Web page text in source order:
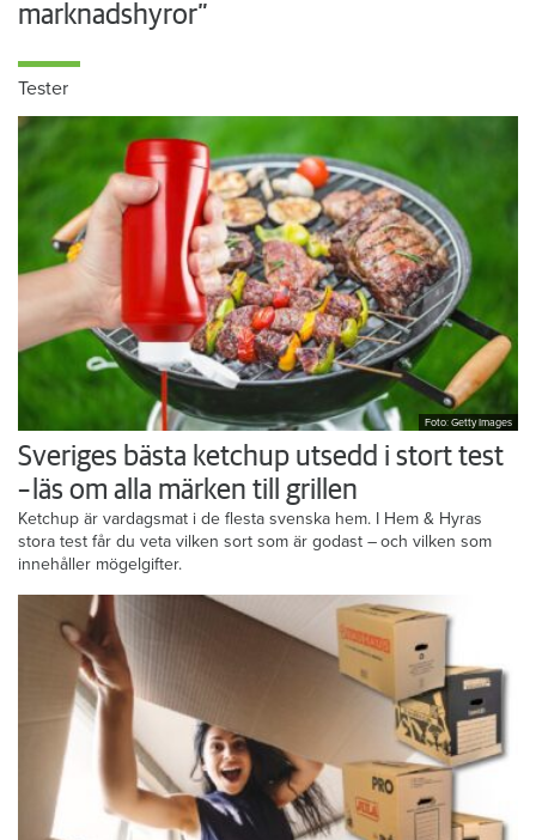
marknadshyror”
Tester
Foto: Getty Images
Sveriges bästa ketchup utsedd i stort test
– läs om alla märken till grillen
Ketchup är vardagsmat i de flesta svenska hem. I Hem & Hyras
stora test får du veta vilken sort som är godast – och vilken som
innehåller mögelgifter.